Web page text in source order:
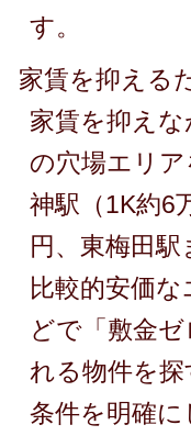
す。
家賃を抑える
家賃を抑え
の穴場エリ
神駅（1K約6
円、東梅田
比較的安価
どで「敷金
れる物件を
条件を明確